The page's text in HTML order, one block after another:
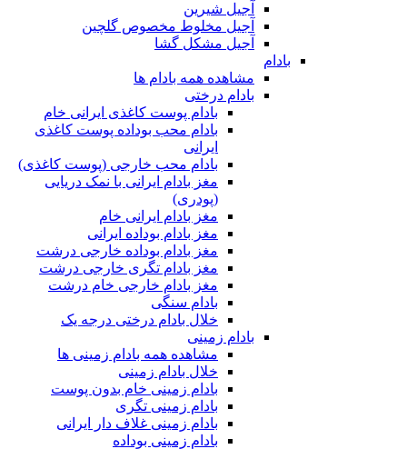
آجیل شیرین
آجیل مخلوط مخصوص گلچین
آجیل مشکل گشا
بادام
مشاهده همه بادام ها
بادام درختی
بادام پوست کاغذی ایرانی خام
بادام محب بوداده پوست کاغذی
ایرانی
بادام محب خارجی (پوست کاغذی)
مغز بادام ایرانی با نمک دریایی
(پودری)
مغز بادام ایرانی خام
مغز بادام بوداده ایرانی
مغز بادام بوداده خارجی درشت
مغز بادام تگری خارجی درشت
مغز بادام خارجی خام درشت
بادام سنگی
خلال بادام درختی درجه یک
بادام زمینی
مشاهده همه بادام زمینی ها
خلال بادام زمینی
بادام زمینی خام بدون پوست
بادام زمینی تگری
بادام زمینی غلاف دار ایرانی
بادام زمینی بوداده